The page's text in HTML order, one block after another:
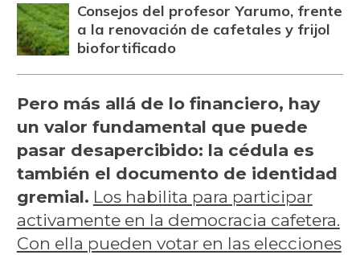
Consejos del profesor Yarumo, frente
a la renovación de cafetales y frijol
biofortificado
Pero más allá de lo financiero, hay
un valor fundamental que puede
pasar desapercibido: la cédula es
también el documento de identidad
gremial. Los habilita para participar
activamente en la democracia cafetera.
Con ella pueden votar en las elecciones